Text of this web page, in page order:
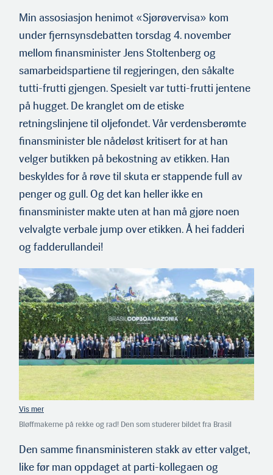
Min assosiasjon henimot «Sjørøvervisa» kom
under fjernsynsdebatten torsdag 4. november
mellom finansminister Jens Stoltenberg og
samarbeidspartiene til regjeringen, den såkalte
tutti-frutti gjengen. Spesielt var tutti-frutti jentene
på hugget. De kranglet om de etiske
retningslinjene til oljefondet. Vår verdensberømte
finansminister ble nådeløst kritisert for at han
velger butikken på bekostning av etikken. Han
beskyldes for å røve til skuta er stappende full av
penger og gull. Og det kan heller ikke en
finansminister makte uten at han må gjøre noen
velvalgte verbale jump over etikken. Å hei fadderi
og fadderullandei!
Bløffmakerne på rekke og rad! Den som studerer bildet fra Brasil
fra venstre, med kledelig blå dress og rødt slips.
Den samme finansministeren stakk av etter valget,
like før man oppdaget at parti-kollegaen og